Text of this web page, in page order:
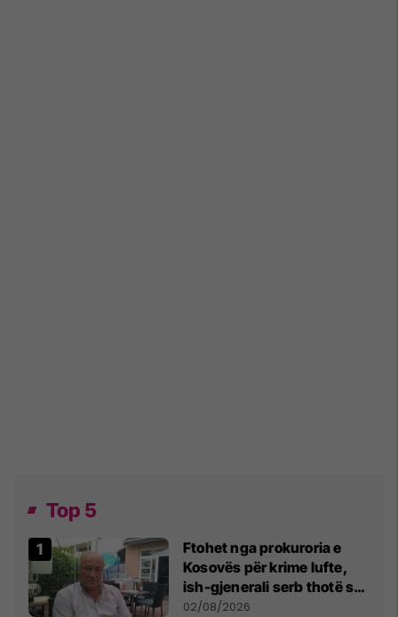
Top 5
Ftohet nga prokuroria e
Kosovës për krime lufte,
ish-gjenerali serb thotë se
dikush e tradhtoi në
02/08/2026